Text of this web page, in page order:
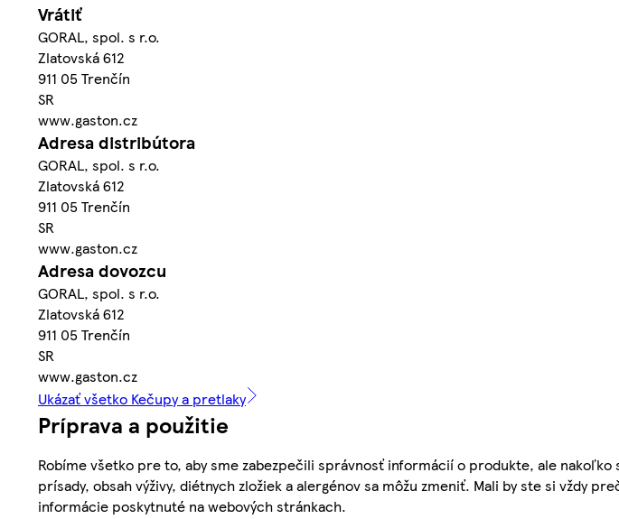
Vrátiť
GORAL, spol. s r.o.
Zlatovská 612
911 05 Trenčín
SR
www.gaston.cz
Adresa distribútora
GORAL, spol. s r.o.
Zlatovská 612
911 05 Trenčín
SR
www.gaston.cz
Adresa dovozcu
GORAL, spol. s r.o.
Zlatovská 612
911 05 Trenčín
SR
www.gaston.cz
Ukázať všetko Kečupy a pretlaky
Príprava a použitie
Robíme všetko pre to, aby sme zabezpečili správnosť informácií o produkte, ale
prísady, obsah výživy, diétnych zložiek a alergénov sa môžu zmeniť. Mali by ste si vždy
informácie poskytnuté na webových stránkach.